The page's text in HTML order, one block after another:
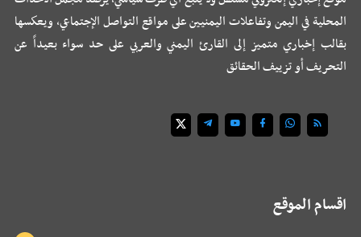
المحلية في اليمن وتفاعلات اليمنيين على مواقع التواصل الإجتماعي، ويعكسها
بقالب إخباري متميز إلى القارئ اليمني والعربي على حد سواء بعيداً عن
التحريف أو تزييف الحقائق
اقسام الموقع